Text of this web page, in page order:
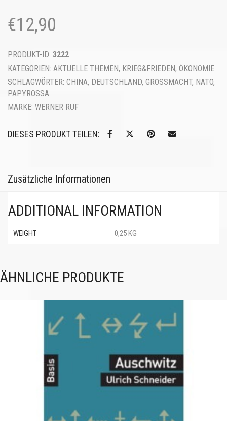
€12,90
PRODUKT-ID: 3222
KATEGORIEN: AKTUELLE THEMEN, KRIEG&FRIEDEN, ÖKONOMIE
SCHLAGWÖRTER: CHINA, DEUTSCHLAND, GROSSMACHT , NATO,
PAPYROSSA
MARKE: WERNER RUF
DIESES PRODUKT TEILEN:
Zusätzliche Informationen
ADDITIONAL INFORMATION
WEIGHT 0,25 KG
ÄHNLICHE PRODUKTE